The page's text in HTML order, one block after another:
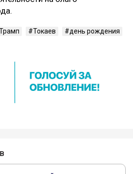
Токаев день рождения